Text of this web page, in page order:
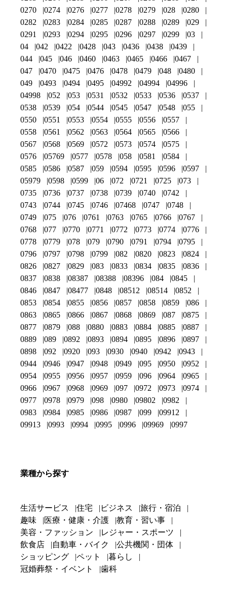
0270
0274 0276 0277 0278 0279 028
0280
0282
0283 0284 0285 0287 0288 0289
029
0291
0293 0294 0295 0296 0297 0299
03
04
042 0422 0428 043 0436 0438
0439
044
045 046 0460 0463 0465 0466
0467
047
0470 0475 0476 0478 0479 048
0480
049
0493 0494 0495 04992 04994
04996
04998
052 053 0531 0532 0533 0536
0537
0538
0539 054 0544 0545 0547 0548
055
0550
0551 0553 0554 0555 0556
0557
0558
0561 0562 0563 0564 0565
0566
0567
0568 0569 0572 0573 0574
0575
0576
05769 0577 0578 058 0581
0584
0585
0586 0587 059 0594 0595 0596
0597
05979
0598 0599 06 072 0721 0725
073
0735
0736 0737 0738 0739 0740
0742
0743
0744 0745 0746 07468 0747
0748
0749
075 076 0761 0763 0765 0766
0767
0768
077 0770 0771 0772 0773 0774
0776
0778
0779 078 079 0790 0791 0794
0795
0796
0797 0798 0799 082 0820 0823
0824
0826
0827 0829 083 0833 0834 0835
0836
0837
0838 08387 08388 08396 084
0845
0846
0847 08477 0848 08512 08514
0852
0853
0854 0855 0856 0857 0858 0859
086
0863
0865 0866 0867 0868 0869 087
0875
0877
0879 088 0880 0883 0884 0885
0887
0889
089 0892 0893 0894 0895 0896
0897
0898
092 0920 093 0930 0940 0942
0943
0944
0946 0947 0948 0949 095 0950
0952
0954
0955 0956 0957 0959 096 0964
0965
0966
0967 0968 0969 097 0972 0973
0974
0977
0978 0979 098 0980 09802
0982
0983
0984 0985 0986 0987 099
09912
09913
0993 0994 0995 0996 09969 0997
業種から探す
生活サービス 住宅 ビジネス
旅行・宿泊
趣味
医療・健康・介護
教育・習い事
美容・ファッション
レジャー・スポーツ
飲食店
自動車・バイク
公共機関・団体
ショッピング
ペット
暮らし
冠婚葬祭・イベント
歯科